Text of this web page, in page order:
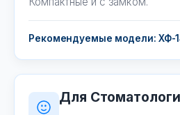
Рекомендуемые модели: ХФ-
Для